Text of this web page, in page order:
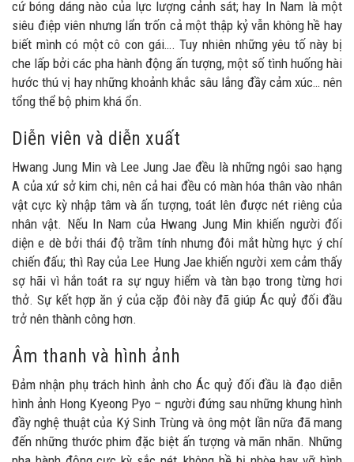
cứ bóng dáng nào của lực lượng cảnh sát; hay In Nam là một
siêu điệp viên nhưng lẩn trốn cả một thập kỷ vẫn không hề hay
biết mình có một cô con gái…. Tuy nhiên những yêu tố này bị
che lấp bởi các pha hành động ấn tượng, một số tình huống hài
hước thú vị hay những khoảnh khắc sâu lắng đầy cảm xúc… nên
tổng thể bộ phim khá ổn.
Diễn viên và diễn xuất
Hwang Jung Min và Lee Jung Jae đều là những ngôi sao hạng
A của xứ sở kim chi, nên cả hai đều có màn hóa thân vào nhân
vật cực kỳ nhập tâm và ấn tượng, toát lên được nét riêng của
nhân vật. Nếu In Nam của Hwang Jung Min khiến người đối
diện e dè bởi thái độ trầm tính nhưng đôi mắt hừng hực ý chí
chiến đấu; thì Ray của Lee Hung Jae khiến người xem cảm thấy
sợ hãi vì hắn toát ra sự nguy hiểm và tàn bạo trong từng hơi
thở. Sự kết hợp ăn ý của cặp đôi này đã giúp Ác quỷ đối đầu
trở nên thành công hơn.
Âm thanh và hình ảnh
Đảm nhận phụ trách hình ảnh cho Ác quỷ đối đầu là đạo diễn
hình ảnh Hong Kyeong Pyo – người đứng sau những khung hình
đầy nghệ thuật của Ký Sinh Trùng và ông một lần nữa đã mang
đến những thước phim đặc biệt ấn tượng và mãn nhãn. Những